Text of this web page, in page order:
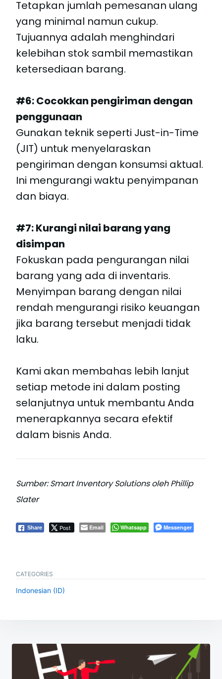
Tetapkan jumlah pemesanan ulang
yang minimal namun cukup.
Tujuannya adalah menghindari
kelebihan stok sambil memastikan
ketersediaan barang.
#6: Cocokkan pengiriman dengan
penggunaan
Gunakan teknik seperti Just-in-Time
(JIT) untuk menyelaraskan
pengiriman dengan konsumsi aktual.
Ini mengurangi waktu penyimpanan
dan biaya.
#7: Kurangi nilai barang yang
disimpan
Fokuskan pada pengurangan nilai
barang yang ada di inventaris.
Menyimpan barang dengan nilai
rendah mengurangi risiko keuangan
jika barang tersebut menjadi tidak
laku.
Kami akan membahas lebih lanjut
setiap metode ini dalam posting
selanjutnya untuk membantu Anda
menerapkannya secara efektif
dalam bisnis Anda.
Sumber: Smart Inventory Solutions oleh Phillip
Slater
Share Post Email Whatsapp Messenger
CATEGORIES
Indonesian (ID)
Post
navigation